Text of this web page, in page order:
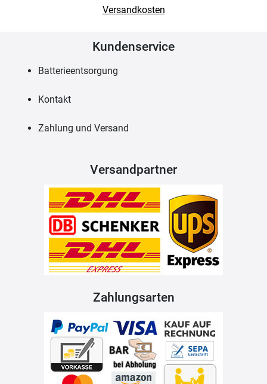
Versandkosten
Kundenservice
Batterieentsorgung
Kontakt
Zahlung und Versand
Versandpartner
Zahlungsarten